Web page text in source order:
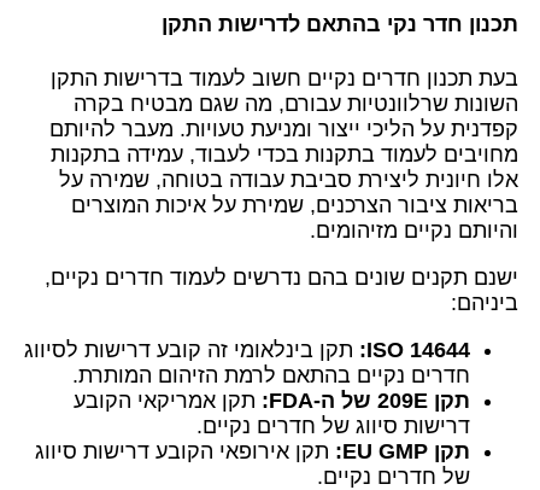
תכנון חדר נקי בהתאם לדרישות התקן
בעת תכנון חדרים נקיים חשוב לעמוד בדרישות התקן
השונות שרלוונטיות עבורם, מה שגם מבטיח בקרה
קפדנית על הליכי ייצור ומניעת טעויות. מעבר להיותם
מחויבים לעמוד בתקנות בכדי לעבוד, עמידה בתקנות
אלו חיונית ליצירת סביבת עבודה בטוחה, שמירה על
בריאות ציבור הצרכנים, שמירת על איכות המוצרים
והיותם נקיים מזיהומים.
ישנם תקנים שונים בהם נדרשים לעמוד חדרים נקיים,
ביניהם:
ISO 14644:
תקן בינלאומי זה קובע דרישות לסיווג
חדרים נקיים בהתאם לרמת הזיהום המותרת.
תקן 209E של ה-FDA:
תקן אמריקאי הקובע
דרישות סיווג של חדרים נקיים.
תקן EU GMP:
תקן אירופאי הקובע דרישות סיווג
של חדרים נקיים.